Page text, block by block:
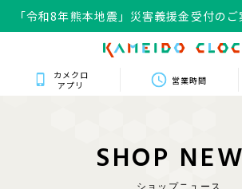
「令和8年熊本地震」災害義援金受付のご
カメクロ
アプリ
営業時間
SHOP NEW